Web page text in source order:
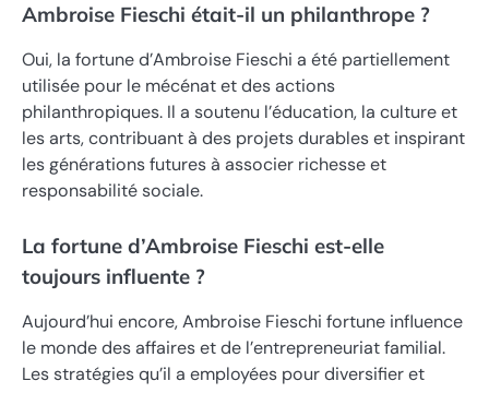
Ambroise Fieschi était-il un philanthrope ?
Oui, la fortune d’Ambroise Fieschi a été partiellement
utilisée pour le mécénat et des actions
philanthropiques. Il a soutenu l’éducation, la culture et
les arts, contribuant à des projets durables et inspirant
les générations futures à associer richesse et
responsabilité sociale.
La fortune d’Ambroise Fieschi est-elle
toujours influente ?
Aujourd’hui encore, Ambroise Fieschi fortune influence
le monde des affaires et de l’entrepreneuriat familial.
Les stratégies qu’il a employées pour diversifier et